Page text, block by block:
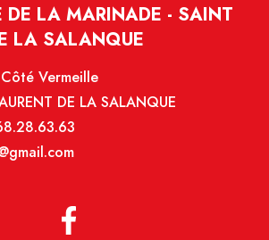
DE LA MARINADE - SAINT
LA SALANQUE
Vermeille
DE LA SALANQUE